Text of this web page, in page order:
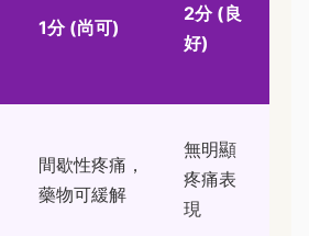
1分 (尚可)
2分 (良
好)
間歇性疼痛，
藥物可緩解
無明顯
疼痛表
現